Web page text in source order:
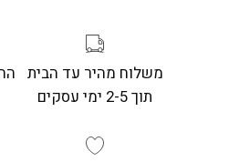
משלוח מהיר עד הבית
תוך 2-5 ימי עסקים